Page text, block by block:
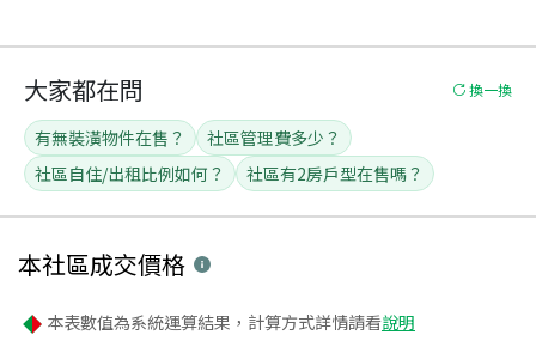
大家都在問 換一換
有無裝潢物件在售？
社區管理費多少？
社區自住/出租比例如何？
社區有2房戶型在售嗎？
本社區成交價格
本表數值為系統運算結果，計算方式詳情請看說明